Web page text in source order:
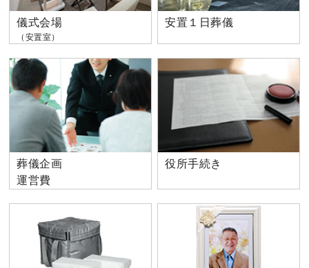
儀式会場
（安置室）
安置１日葬儀
葬儀企画
運営費
役所手続き